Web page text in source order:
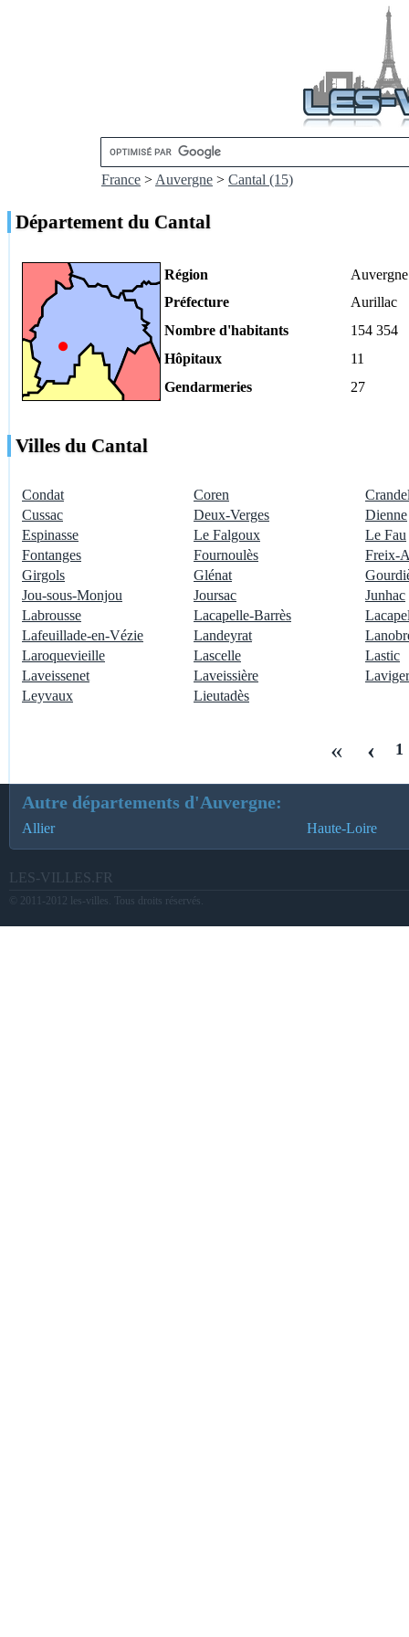
France > Auvergne > Cantal (15)
Département du Cantal
Région
Auvergne
Préfecture
Aurillac
Nombre d'habitants
154 354
Hôpitaux
11
Gendarmeries
27
Villes du Cantal
Condat Coren
Cussac
Deux-Verges
Dienne
Espinasse
Le Falgoux
Le Fau
Fontanges
Fournoulès
Freix-
Girgols
Glénat
Jou-sous-Monjou
Joursac
Junhac
Labrousse
Lacapelle-Barrès
Lafeuillade-en-Vézie
Landeyrat
Laroquevieille
Lascelle
Lastic
Laveissenet
Laveissière
Leyvaux
Lieutadès
« ‹ 1
Autre départements d'Auvergne:
Allier Haute-Loire
LES-VILLES.FR
© 2011-2012 les-villes. Tous droits réservés.